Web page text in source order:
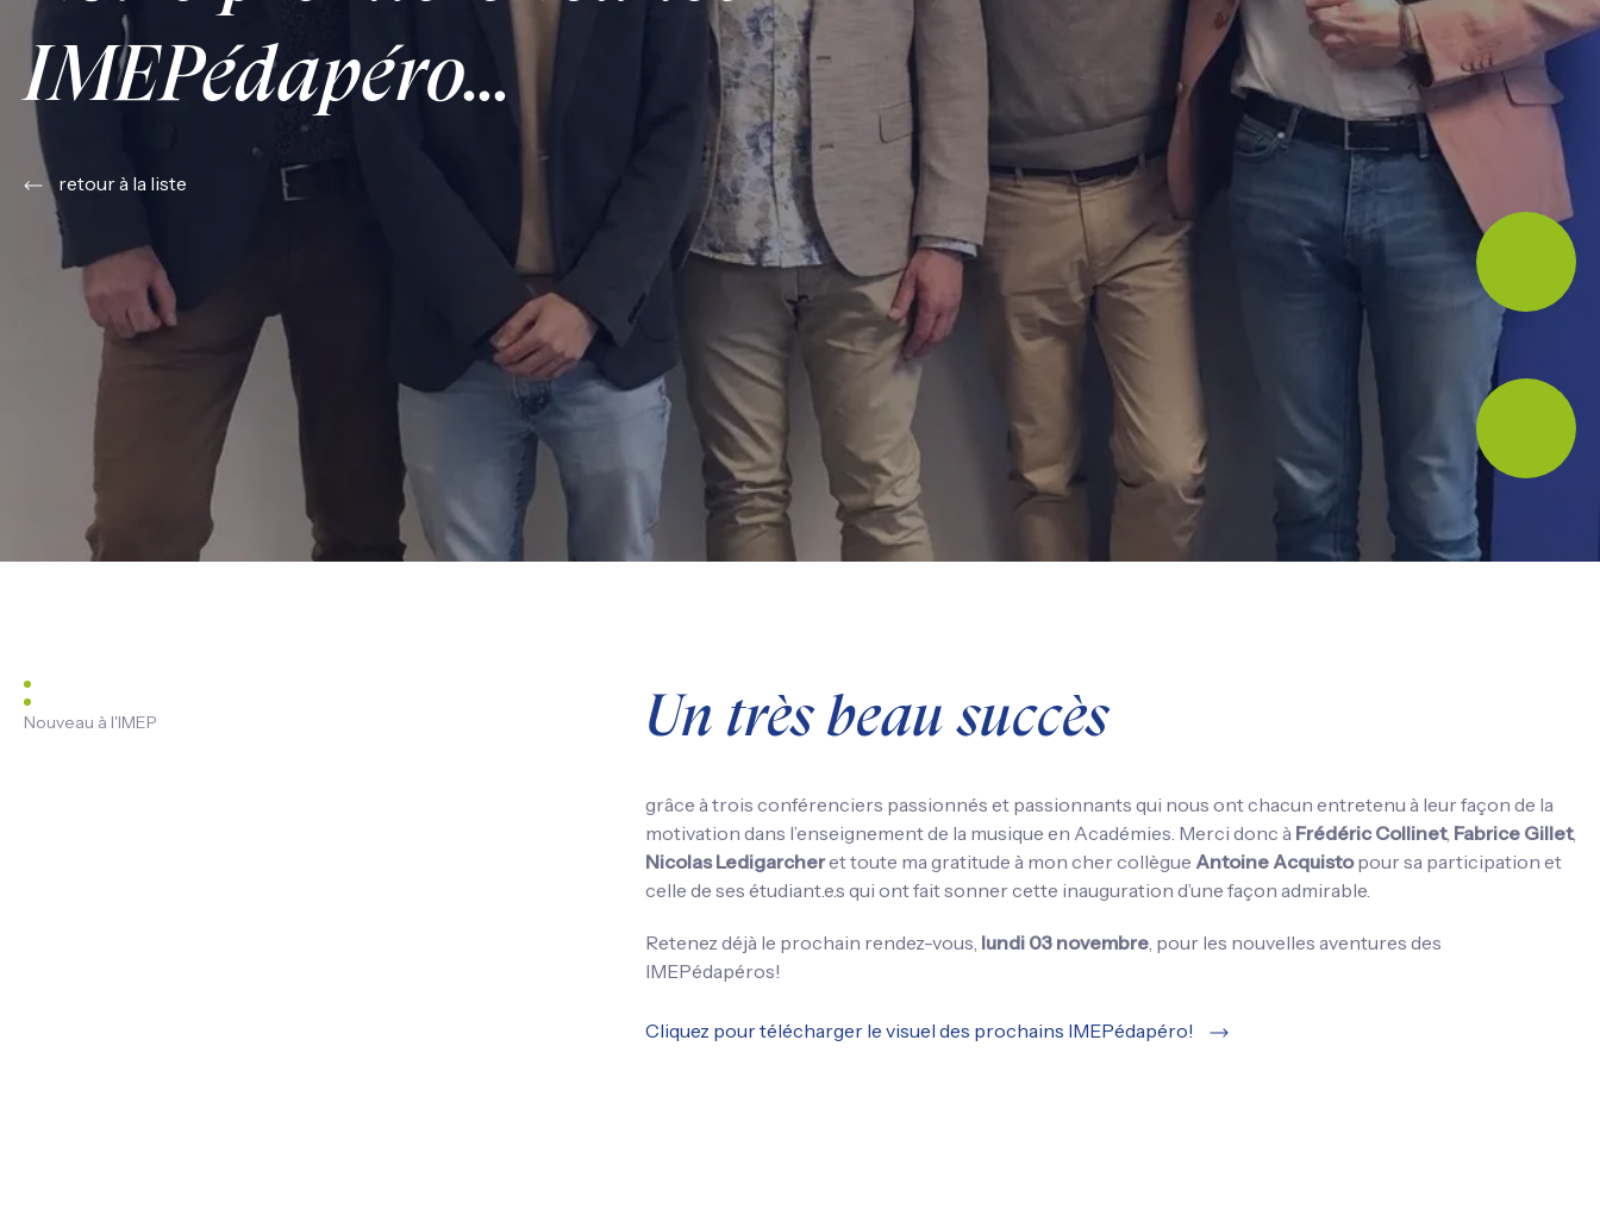
IMEPédapéro…
retour à la liste
Nouveau à l'IMEP Un très beau succès
grâce à trois conférenciers passionnés et passionnants qui nous ont chacun entretenu à leur façon de la
motivation dans l’enseignement de la musique en Académies. Merci donc à Frédéric Collinet, Fabrice Gillet,
Nicolas Ledigarcheret toute ma gratitude à mon cher collègue Antoine Acquistopour sa participation et
celle de ses étudiant.e.s qui ont fait sonner cette inauguration d’une façon admirable.
Retenez déjà le prochain rendez-vous, lundi 03 novembre, pour les nouvelles aventures des
IMEPédapéros!
Cliquez pour télécharger le visuel des prochains IMEPédapéro!